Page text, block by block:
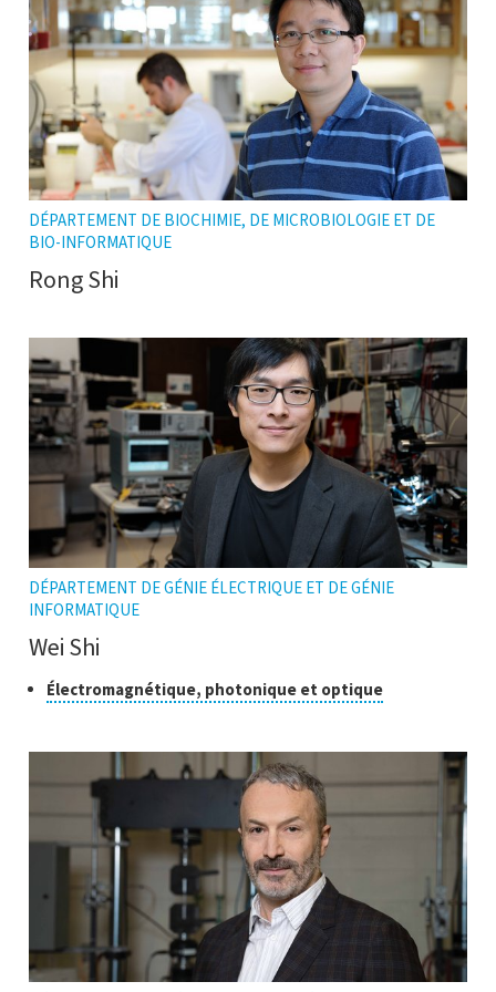
DÉPARTEMENT DE BIOCHIMIE, DE MICROBIOLOGIE ET DE
BIO-INFORMATIQUE
Rong Shi
DÉPARTEMENT DE GÉNIE ÉLECTRIQUE ET DE GÉNIE
INFORMATIQUE
Wei Shi
Classe
Électromagnétique, photonique et optiqueCliquer
pour
l'infobulle